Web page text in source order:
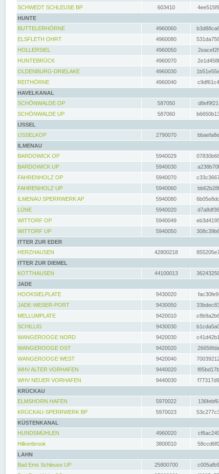
SCHWEDT SCHLEUSE BP
603410
HUNTE
BUTTELERHÖRNE
4960060
ELSFLETH OHRT
4960080
HOLLERSIEL
4960050
HUNTEBRÜCK
4960070
OLDENBURG-DRIELAKE
4960030
REITHÖRNE
4960040
HAVELKANAL
SCHÖNWALDE OP
587050
SCHÖNWALDE UP
587060
IJSSEL
IJSSELKOP
2790070
ILMENAU
BARDOWICK OP
5940029
BARDOWICK UP
5940030
FAHRENHOLZ OP
5940070
FAHRENHOLZ UP
5940060
ILMENAU SPERRWERK AP
5940080
LÜNE
5940020
WITTORF OP
5940049
WITTORF UP
5940050
ITTER ZUR EDER
HERZHAUSEN
42800218
ITTER ZUR DIEMEL
KOTTHAUSEN
44100013
JADE
HOOKSIELPLATE
9430020
JADE-WESER-PORT
9430050
MELLUMPLATE
9420010
SCHILLIG
9430030
WANGEROOGE NORD
9420030
WANGEROOGE OST
9420020
WANGEROOGE WEST
9420040
WHV ALTER VORHAFEN
9440020
WHV NEUER VORHAFEN
9440030
KRÜCKAU
ELMSHORN HAFEN
5970022
KRÜCKAU-SPERRWERK BP
5970023
KÜSTENKANAL
HUNDSMÜHLEN
4960020
Hilkenbrook
3800010
LAHN
Bad Ems Schleuse UP
25800700